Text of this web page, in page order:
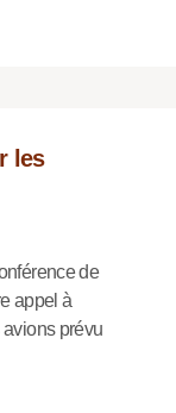
les
de
appel à
avions prévu